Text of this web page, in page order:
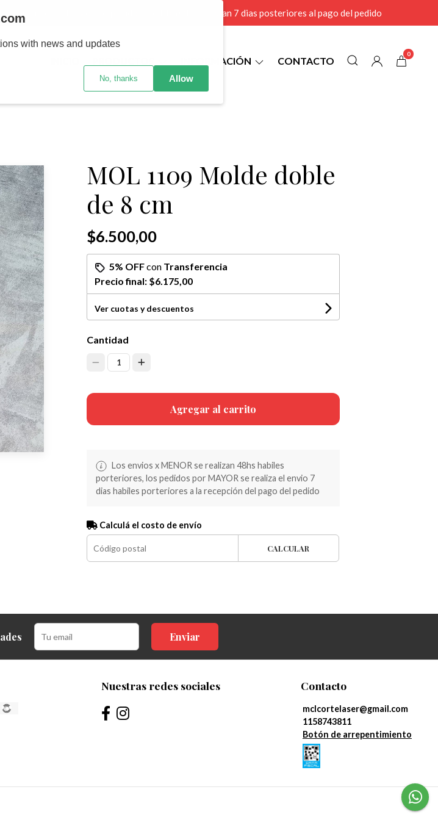
porteriores al pago , los pedidos por MAYOR se envian 7 dias posteriores al pago del pedido
INFORMACIÓN CONTACTO
0
MOL 1109 Molde doble
de 8 cm
$6.500,00
5% OFFcon Transferencia
Precio final: $6.175,00
Ver cuotas y descuentos
Cantidad
1
Agregar al carrito
Los envios x MENOR se realizan 48hs habiles
porteriores, los pedidos por MAYOR se realiza el envio 7
dias habiles porteriores a la recepción del pago del pedido
Calculá el costo de envío
CALCULAR
Enviar
Nuestras redes sociales Contacto
mclcortelaser@gmail.com
1158743811
Botón de arrepentimiento
with news and updates
No, thanks Allow